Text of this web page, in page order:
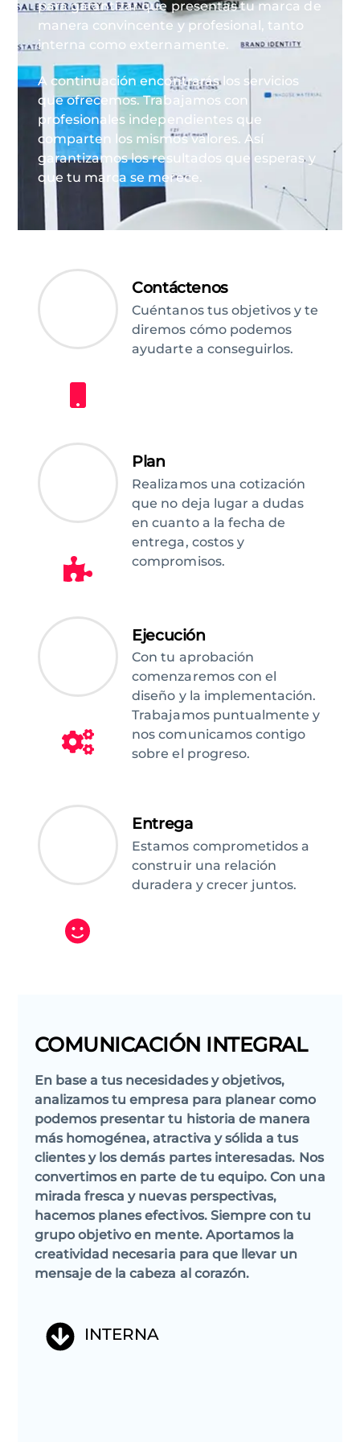
para garantizar que presentas tu marca de
manera convincente y profesional, tanto
interna como externamente.
A continuación encontrarás los servicios
que ofrecemos. Trabajamos con
profesionales independientes que
comparten los mismos valores. Así
garantizamos los resultados que esperas y
que tu marca se merece.
Contáctenos
Cuéntanos tus objetivos y te
diremos cómo podemos
ayudarte a conseguirlos.
Plan
Realizamos una cotización
que no deja lugar a dudas
en cuanto a la fecha de
entrega, costos y
compromisos.
Ejecución
Con tu aprobación
comenzaremos con el
diseño y la implementación.
Trabajamos puntualmente y
nos comunicamos contigo
sobre el progreso.
Entrega
Estamos comprometidos a
construir una relación
duradera y crecer juntos.
COMUNICACIÓN INTEGRAL
En base a tus necesidades y objetivos,
analizamos tu empresa para planear como
podemos presentar tu historia de manera
más homogénea, atractiva y sólida a tus
clientes y los demás partes interesadas. Nos
convertimos en parte de tu equipo. Con una
mirada fresca y nuevas perspectivas,
hacemos planes efectivos. Siempre con tu
grupo objetivo en mente. Aportamos la
creatividad necesaria para que llevar un
mensaje de la cabeza al corazón.
INTERNA